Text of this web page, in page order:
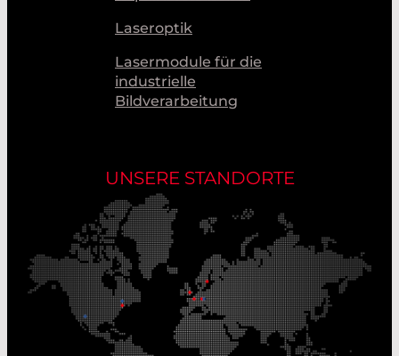
Laseroptik
Lasermodule für die
industrielle
Bildverarbeitung
UNSERE STANDORTE